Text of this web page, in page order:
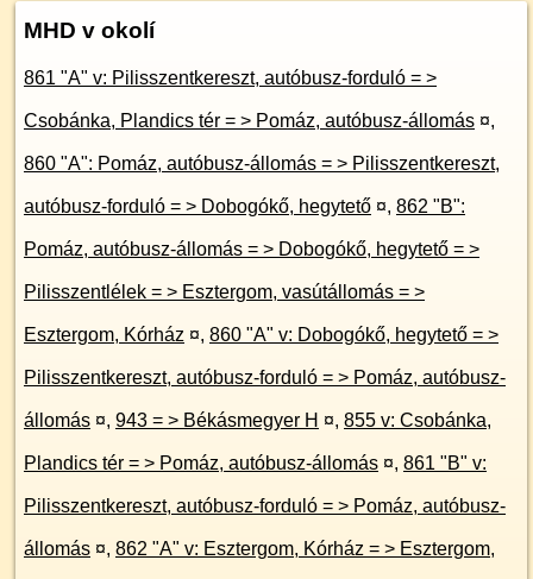
MHD v okolí
861 "A" v: Pilisszentkereszt, autóbusz-forduló = >
Csobánka, Plandics tér = > Pomáz, autóbusz-állomás ¤,
860 "A": Pomáz, autóbusz-állomás = > Pilisszentkereszt,
autóbusz-forduló = > Dobogókő, hegytető ¤, 862 "B":
Pomáz, autóbusz-állomás = > Dobogókő, hegytető = >
Pilisszentlélek = > Esztergom, vasútállomás = >
Esztergom, Kórház ¤, 860 "A" v: Dobogókő, hegytető = >
Pilisszentkereszt, autóbusz-forduló = > Pomáz, autóbusz-
állomás ¤, 943 = > Békásmegyer H ¤, 855 v: Csobánka,
Plandics tér = > Pomáz, autóbusz-állomás ¤, 861 "B" v:
Pilisszentkereszt, autóbusz-forduló = > Pomáz, autóbusz-
állomás ¤, 862 "A" v: Esztergom, Kórház = > Esztergom,